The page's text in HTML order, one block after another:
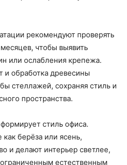
рекомендуют проверять
чтобы выявить
или ослабления крепежа.
обработка древесины
стеллажей, сохраняя стиль и
пространства.
стиль офиса.
берёза или ясень,
и делают интерьер светлее,
естественным